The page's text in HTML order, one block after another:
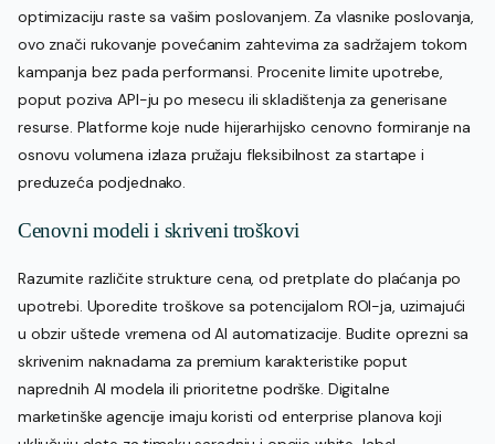
optimizaciju raste sa vašim poslovanjem. Za vlasnike poslovanja,
ovo znači rukovanje povećanim zahtevima za sadržajem tokom
kampanja bez pada performansi. Procenite limite upotrebe,
poput poziva API-ju po mesecu ili skladištenja za generisane
resurse. Platforme koje nude hijerarhijsko cenovno formiranje na
osnovu volumena izlaza pružaju fleksibilnost za startape i
preduzeća podjednako.
Cenovni modeli i skriveni troškovi
Razumite različite strukture cena, od pretplate do plaćanja po
upotrebi. Uporedite troškove sa potencijalom ROI-ja, uzimajući
u obzir uštede vremena od AI automatizacije. Budite oprezni sa
skrivenim naknadama za premium karakteristike poput
naprednih AI modela ili prioritetne podrške. Digitalne
marketinške agencije imaju koristi od enterprise planova koji